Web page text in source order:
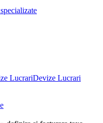
Devize Lucrari